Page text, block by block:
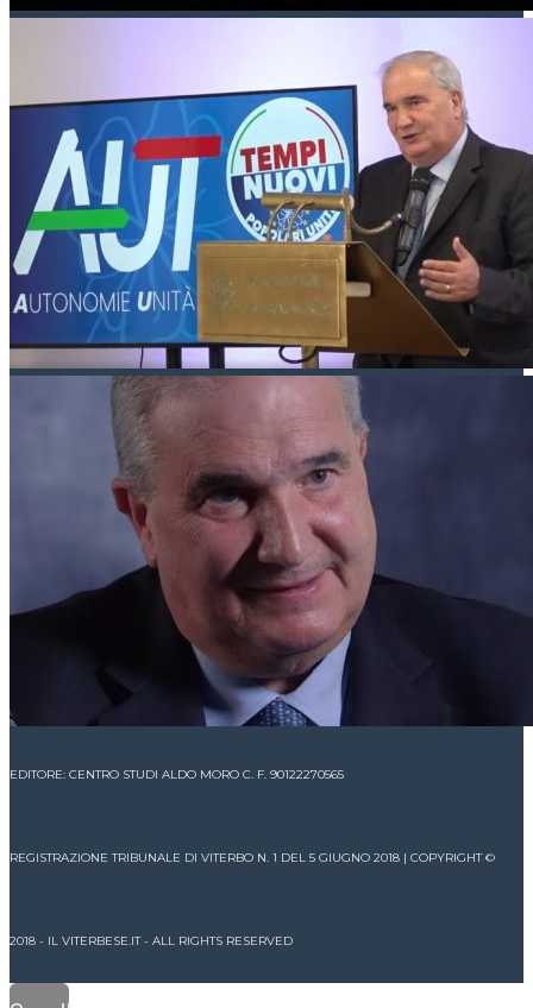
EDITORE: CENTRO STUDI ALDO MORO C. F. 90122270565
REGISTRAZIONE TRIBUNALE DI VITERBO N. 1 DEL 5 GIUGNO 2018 | COPYRIGHT ©
2018 - IL VITERBESE.IT - ALL RIGHTS RESERVED